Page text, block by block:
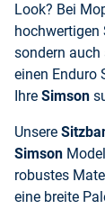
Look? Bei
hochwertigen
sondern auch
einen Enduro
Ihre Simson
Unsere
Simson
robustes
eine breite